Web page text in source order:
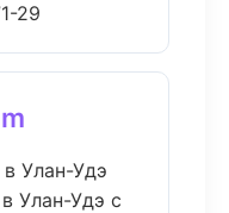
29
Улан-Удэ
Улан-Удэ с